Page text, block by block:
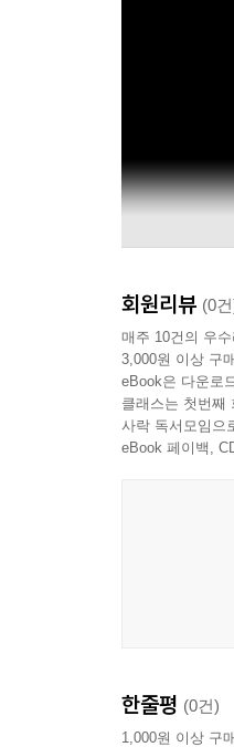
회원리뷰 (0
매주 10건의 우
3,000원 이상 구
eBook은 다운로
클래스는 첫번째
사락 독서모임으
eBook 페이백,
한줄평 (0건)
1,000원 이상 구